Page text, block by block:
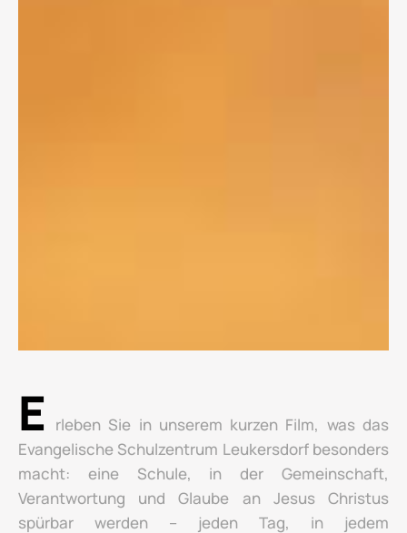
E
rleben Sie in unserem kurzen Film, was das
Evangelische Schulzentrum Leukersdorf besonders
macht: eine Schule, in der Gemeinschaft,
Verantwortung und Glaube an Jesus Christus
spürbar werden – jeden Tag, in jedem